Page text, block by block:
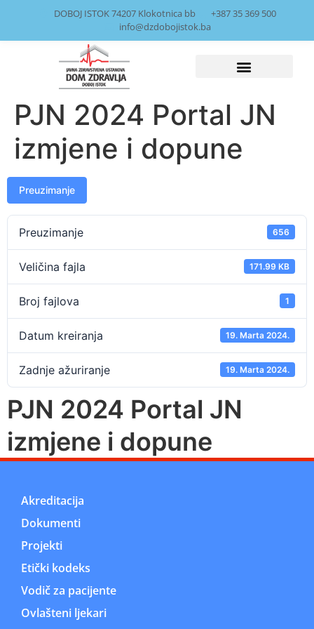
DOBOJ ISTOK 74207 Klokotnica bb
+387 35 369 500
info@dzdobojistok.ba
PJN 2024 Portal JN
izmjene i dopune
Preuzimanje
Preuzimanje 656
Veličina fajla 171.99 KB
Broj fajlova 1
Datum kreiranja 19. Marta 2024.
Zadnje ažuriranje 19. Marta 2024.
PJN 2024 Portal JN
izmjene i dopune
Akreditacija
Dokumenti
Projekti
Etički kodeks
Vodič za pacijente
Ovlašteni ljekari